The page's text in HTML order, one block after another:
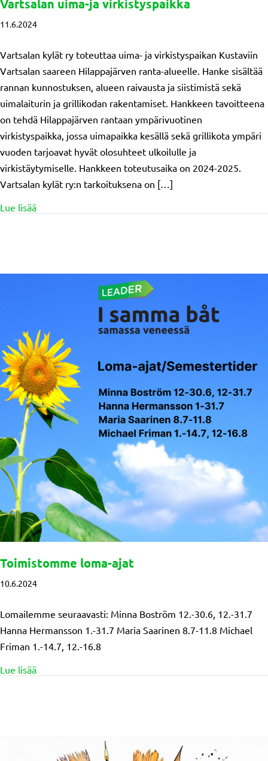
Vartsalan uima-ja virkistyspaikka
11.6.2024
Vartsalan kylät ry toteuttaa uima- ja virkistyspaikan Kustaviin
Vartsalan saareen Hilappajärven ranta-alueelle. Hanke sisältää
rannan kunnostuksen, alueen raivausta ja siistimistä sekä
uimalaiturin ja grillikodan rakentamiset. Hankkeen tavoitteena
on tehdä Hilappajärven rantaan ympärivuotinen
virkistyspaikka, jossa uimapaikka kesällä sekä grillikota ympäri
vuoden tarjoavat hyvät olosuhteet ulkoilulle ja
virkistäytymiselle. Hankkeen toteutusaika on 2024-2025.
Vartsalan kylät ry:n tarkoituksena on […]
Lue lisääabout Myönnetty tuki: Vartsalan kylät ry/Kustavin
Toimistomme loma-ajat
10.6.2024
Lomailemme seuraavasti: Minna Boström 12.-30.6, 12.-31.7
Hanna Hermansson 1.-31.7 Maria Saarinen 8.7-11.8 Michael
Friman 1.-14.7, 12.-16.8
Lue lisääabout Toimistomme loma-ajat